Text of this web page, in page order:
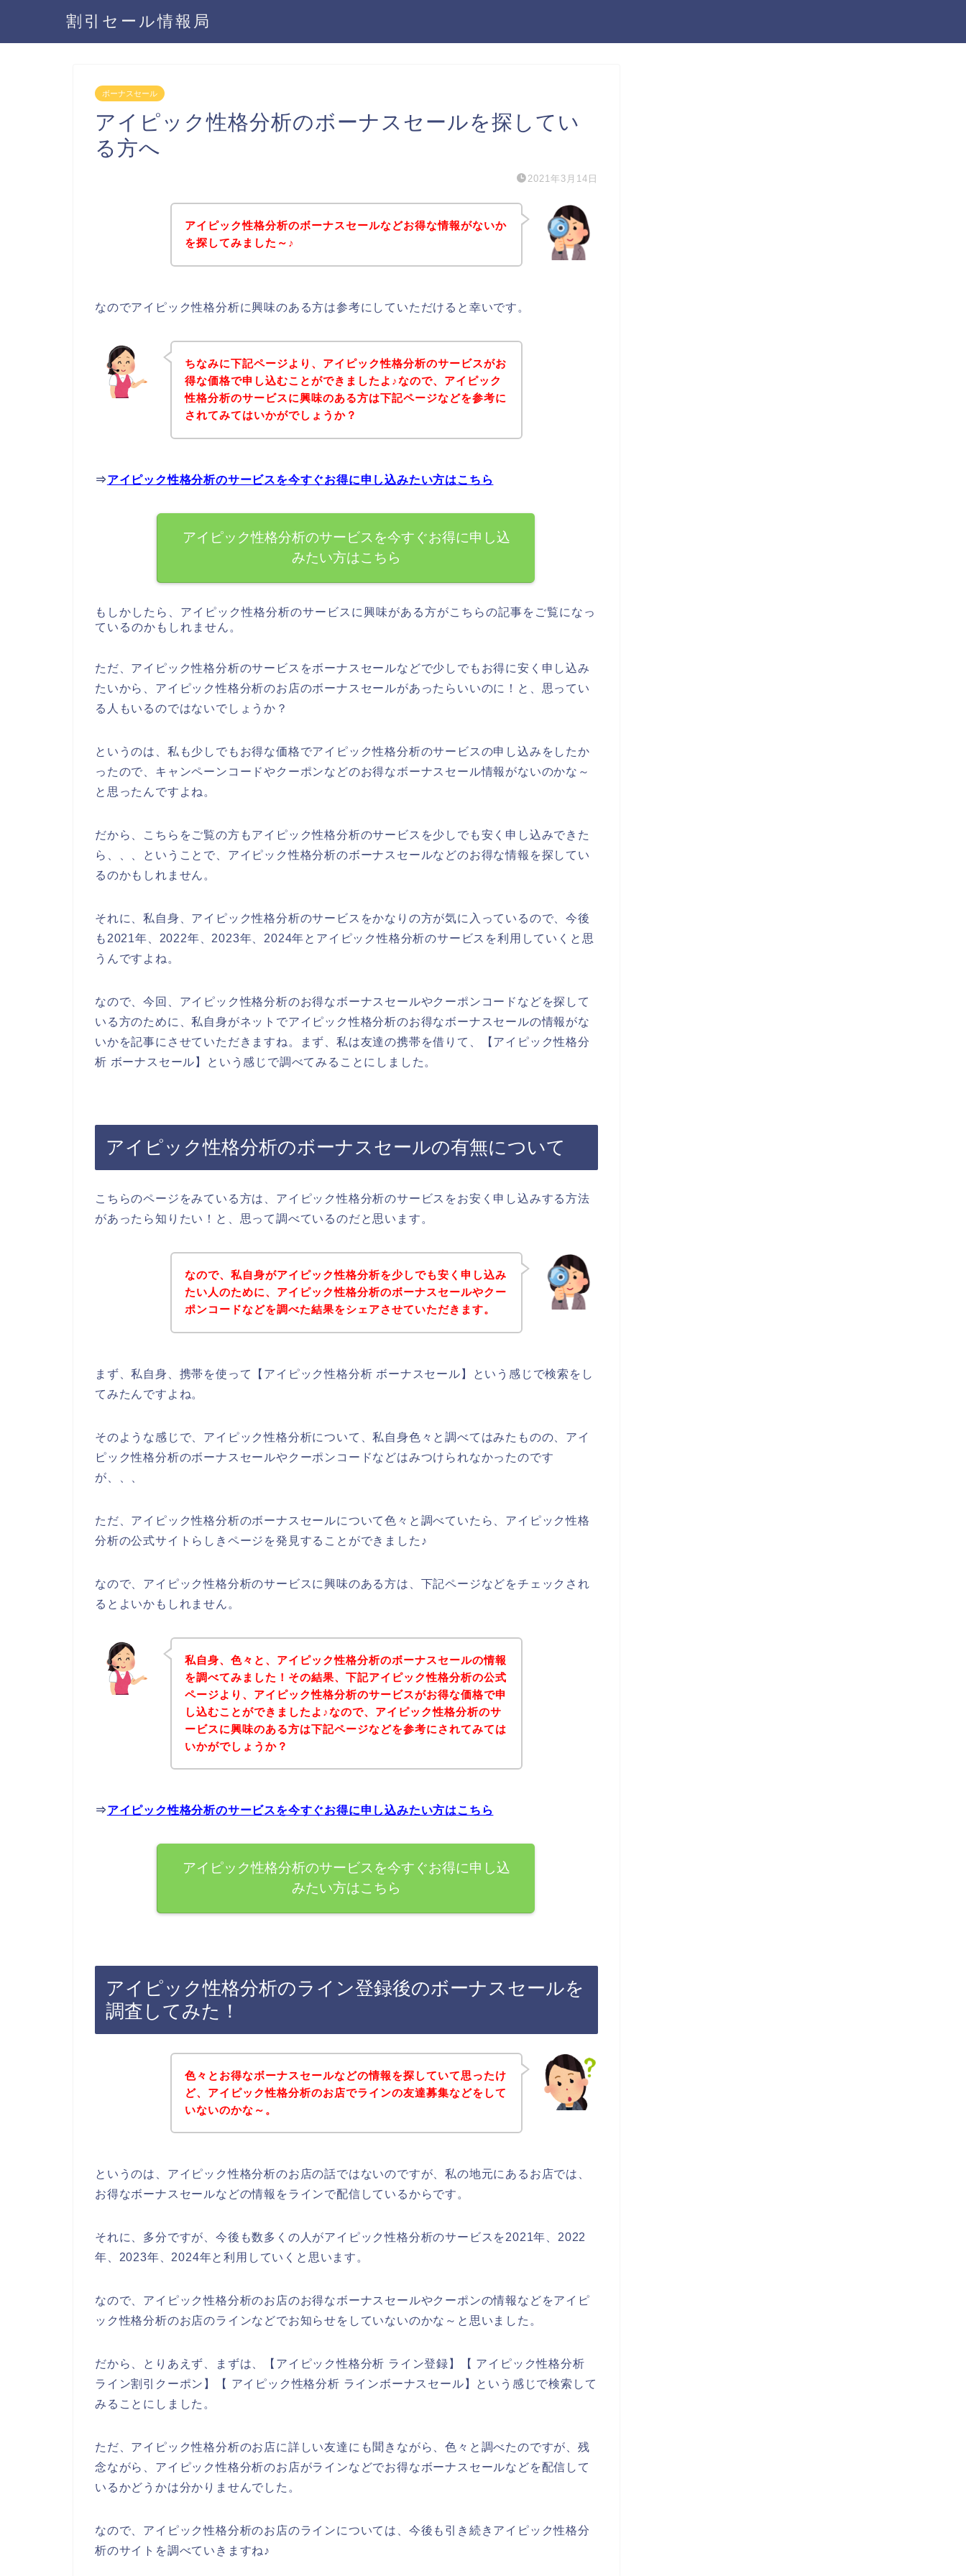
割引セール情報局
ボーナスセール
アイピック性格分析のボーナスセールを探してい
る方へ
2021年3月14日
アイピック性格分析のボーナスセールなどお得な情報がないか
を探してみました～♪
なのでアイピック性格分析に興味のある方は参考にしていただけると幸いです。
ちなみに下記ページより、アイピック性格分析のサービスがお
得な価格で申し込むことができましたよ♪なので、アイピック
性格分析のサービスに興味のある方は下記ページなどを参考に
されてみてはいかがでしょうか？
⇒アイピック性格分析のサービスを今すぐお得に申し込みたい方はこちら
アイピック性格分析のサービスを今すぐお得に申し込
みたい方はこちら
もしかしたら、アイピック性格分析のサービスに興味がある方がこちらの記事をご覧になっ
ているのかもしれません。
ただ、アイピック性格分析のサービスをボーナスセールなどで少しでもお得に安く申し込み
たいから、アイピック性格分析のお店のボーナスセールがあったらいいのに！と、思ってい
る人もいるのではないでしょうか？
というのは、私も少しでもお得な価格でアイピック性格分析のサービスの申し込みをしたか
ったので、キャンペーンコードやクーポンなどのお得なボーナスセール情報がないのかな～
と思ったんですよね。
だから、こちらをご覧の方もアイピック性格分析のサービスを少しでも安く申し込みできた
ら、、、ということで、アイピック性格分析のボーナスセールなどのお得な情報を探してい
るのかもしれません。
それに、私自身、アイピック性格分析のサービスをかなりの方が気に入っているので、今後
も2021年、2022年、2023年、2024年とアイピック性格分析のサービスを利用していくと思
うんですよね。
なので、今回、アイピック性格分析のお得なボーナスセールやクーポンコードなどを探して
いる方のために、私自身がネットでアイピック性格分析のお得なボーナスセールの情報がな
いかを記事にさせていただきますね。まず、私は友達の携帯を借りて、【アイピック性格分
析 ボーナスセール】という感じで調べてみることにしました。
アイピック性格分析のボーナスセールの有無について
こちらのページをみている方は、アイピック性格分析のサービスをお安く申し込みする方法
があったら知りたい！と、思って調べているのだと思います。
なので、私自身がアイピック性格分析を少しでも安く申し込み
たい人のために、アイピック性格分析のボーナスセールやクー
ポンコードなどを調べた結果をシェアさせていただきます。
まず、私自身、携帯を使って【アイピック性格分析 ボーナスセール】という感じで検索をし
てみたんですよね。
そのような感じで、アイピック性格分析について、私自身色々と調べてはみたものの、アイ
ピック性格分析のボーナスセールやクーポンコードなどはみつけられなかったのです
が、、、
ただ、アイピック性格分析のボーナスセールについて色々と調べていたら、アイピック性格
分析の公式サイトらしきページを発見することができました♪
なので、アイピック性格分析のサービスに興味のある方は、下記ページなどをチェックされ
るとよいかもしれません。
私自身、色々と、アイピック性格分析のボーナスセールの情報
を調べてみました！その結果、下記アイピック性格分析の公式
ページより、アイピック性格分析のサービスがお得な価格で申
し込むことができましたよ♪なので、アイピック性格分析のサ
ービスに興味のある方は下記ページなどを参考にされてみては
いかがでしょうか？
⇒アイピック性格分析のサービスを今すぐお得に申し込みたい方はこちら
アイピック性格分析のサービスを今すぐお得に申し込
みたい方はこちら
アイピック性格分析のライン登録後のボーナスセールを
調査してみた！
色々とお得なボーナスセールなどの情報を探していて思ったけ
ど、アイピック性格分析のお店でラインの友達募集などをして
いないのかな～。
というのは、アイピック性格分析のお店の話ではないのですが、私の地元にあるお店では、
お得なボーナスセールなどの情報をラインで配信しているからです。
それに、多分ですが、今後も数多くの人がアイピック性格分析のサービスを2021年、2022
年、2023年、2024年と利用していくと思います。
なので、アイピック性格分析のお店のお得なボーナスセールやクーポンの情報などをアイピ
ック性格分析のお店のラインなどでお知らせをしていないのかな～と思いました。
だから、とりあえず、まずは、【アイピック性格分析 ライン登録】【 アイピック性格分析
ライン割引クーポン】【 アイピック性格分析 ラインボーナスセール】という感じで検索して
みることにしました。
ただ、アイピック性格分析のお店に詳しい友達にも聞きながら、色々と調べたのですが、残
念ながら、アイピック性格分析のお店がラインなどでお得なボーナスセールなどを配信して
いるかどうかは分かりませんでした。
なので、アイピック性格分析のお店のラインについては、今後も引き続きアイピック性格分
析のサイトを調べていきますね♪